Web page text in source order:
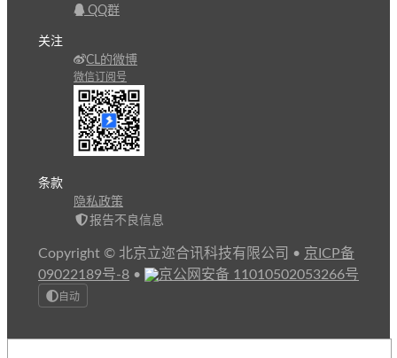
QQ群
关注
CL的微博
微信订阅号
条款
隐私政策
报告不良信息
Copyright © 北京立迩合讯科技有限公司 • 京ICP备
09022189号-8 • 京公网安备 11010502053266号
自动